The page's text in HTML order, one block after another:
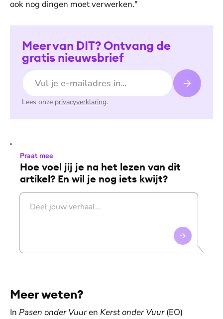
ook nog dingen moet verwerken."
Meer van DIT? Ontvang de
gratis nieuwsbrief
E-mailadres
Lees onze privacyverklaring.
Praat mee
Hoe voel jij je na het lezen van dit
artikel? En wil je nog iets kwijt?
Meer weten?
In Pasen onder Vuuren Kerst onder Vuur(EO)